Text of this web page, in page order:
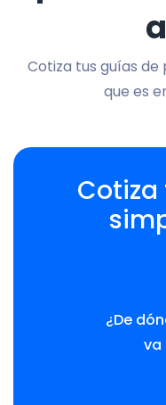
Cotiza tus guías
que es
Cotiza
¿De
va